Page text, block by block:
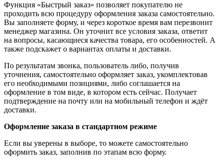
Функция «Быстрый заказ» позволяет покупателю не
проходить всю процедуру оформления заказа самостоятельно.
Вы заполняете форму, и через короткое время вам перезвонит
менеджер магазина. Он уточнит все условия заказа, ответит
на вопросы, касающиеся качества товара, его особенностей. А
также подскажет о вариантах оплаты и доставки.
По результатам звонка, пользователь либо, получив
уточнения, самостоятельно оформляет заказ, укомплектовав
его необходимыми позициями, либо соглашается на
оформление в том виде, в котором есть сейчас. Получает
подтверждение на почту или на мобильный телефон и ждёт
доставки.
Оформление заказа в стандартном режиме
Если вы уверены в выборе, то можете самостоятельно
оформить заказ, заполнив по этапам всю форму.